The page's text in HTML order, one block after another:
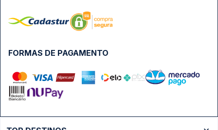
FORMAS DE PAGAMENTO